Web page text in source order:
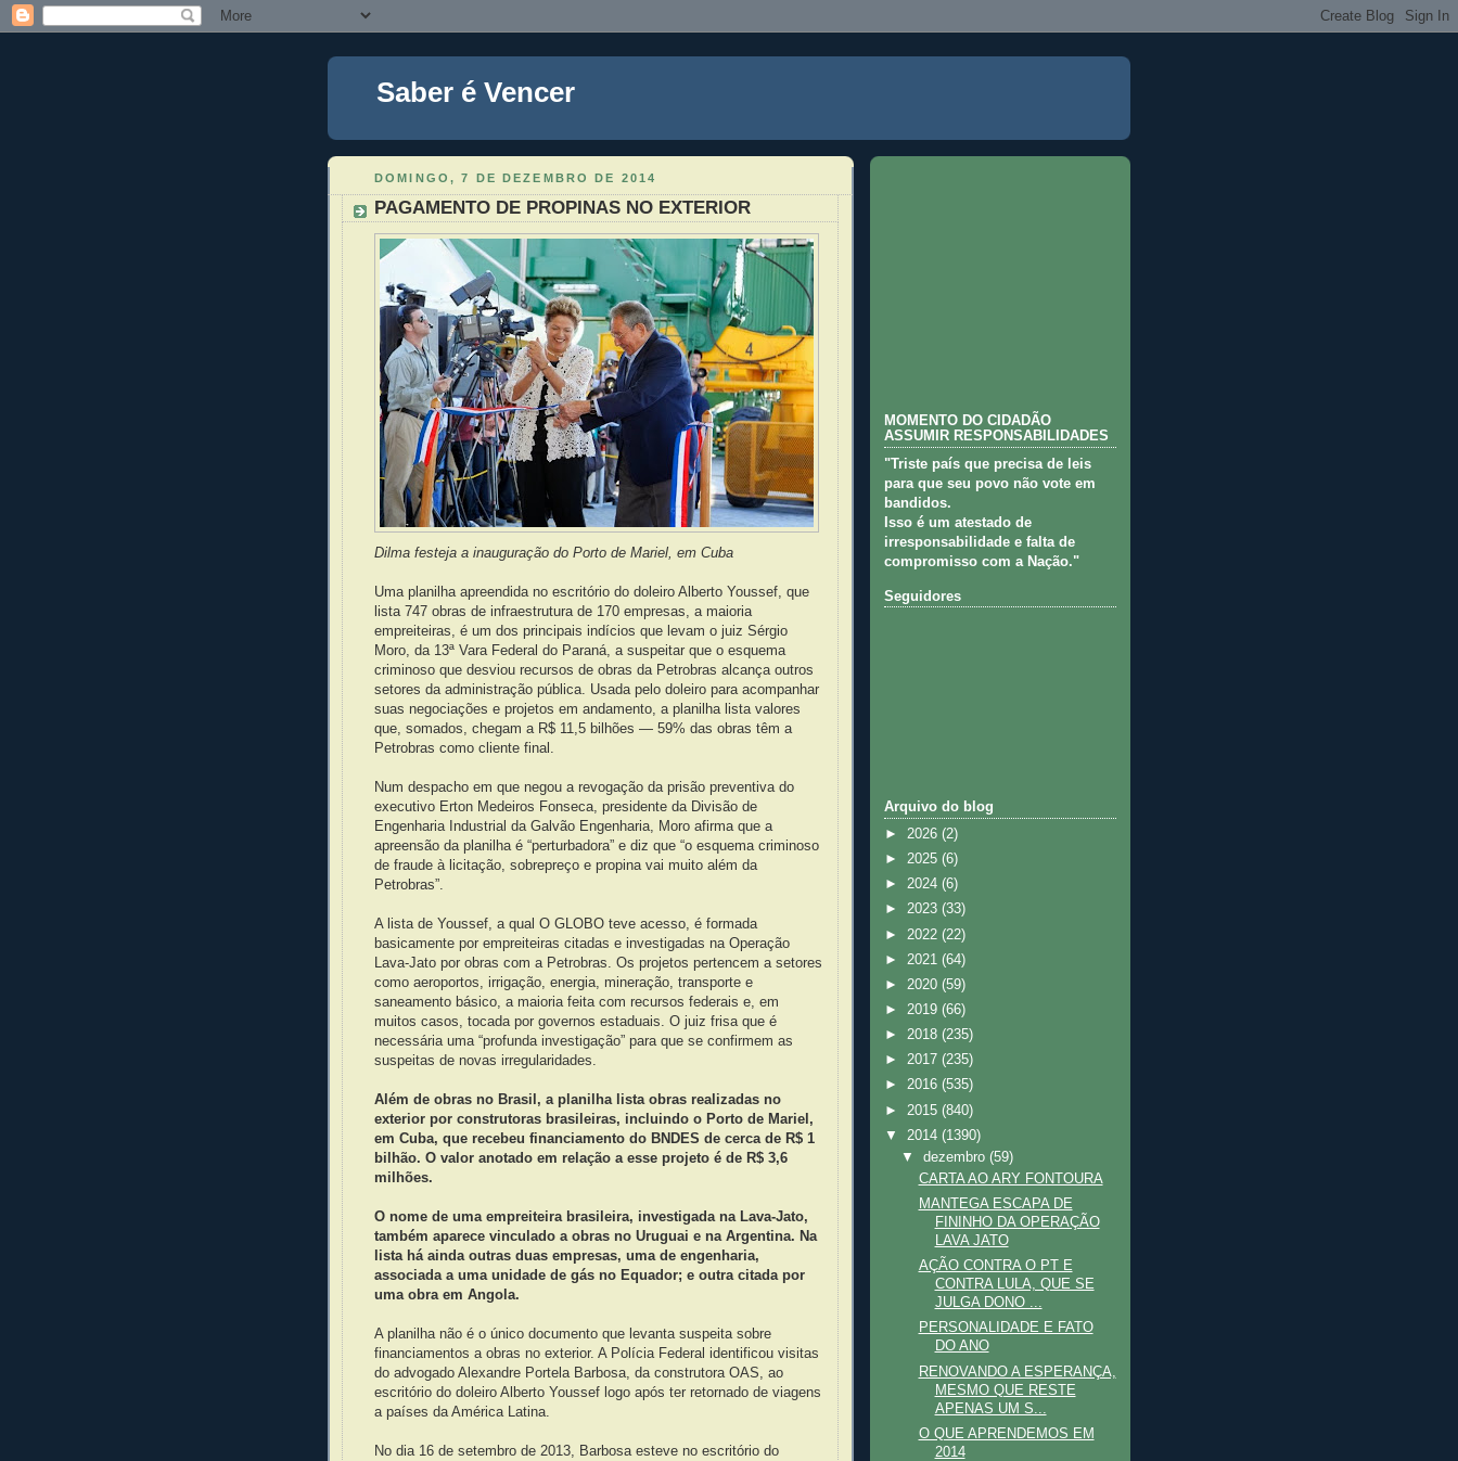
Saber é Vencer
DOMINGO, 7 DE DEZEMBRO DE 2014
PAGAMENTO DE PROPINAS NO EXTERIOR
Dilma festeja a inauguração do Porto de Mariel, em Cuba
Uma planilha apreendida no escritório do doleiro Alberto Youssef, que
lista 747 obras de infraestrutura de 170 empresas, a maioria
empreiteiras, é um dos principais indícios que levam o juiz Sérgio
Moro, da 13ª Vara Federal do Paraná, a suspeitar que o esquema
criminoso que desviou recursos de obras da Petrobras alcança outros
setores da administração pública. Usada pelo doleiro para acompanhar
suas negociações e projetos em andamento, a planilha lista valores
que, somados, chegam a R$ 11,5 bilhões — 59% das obras têm a
Petrobras como cliente final.
Num despacho em que negou a revogação da prisão preventiva do
executivo Erton Medeiros Fonseca, presidente da Divisão de
Engenharia Industrial da Galvão Engenharia, Moro afirma que a
apreensão da planilha é “perturbadora” e diz que “o esquema criminoso
de fraude à licitação, sobrepreço e propina vai muito além da
Petrobras”.
A lista de Youssef, a qual O GLOBO teve acesso, é formada
basicamente por empreiteiras citadas e investigadas na Operação
Lava-Jato por obras com a Petrobras. Os projetos pertencem a setores
como aeroportos, irrigação, energia, mineração, transporte e
saneamento básico, a maioria feita com recursos federais e, em
muitos casos, tocada por governos estaduais. O juiz frisa que é
necessária uma “profunda investigação” para que se confirmem as
suspeitas de novas irregularidades.
Além de obras no Brasil, a planilha lista obras realizadas no
exterior por construtoras brasileiras, incluindo o Porto de Mariel,
em Cuba, que recebeu financiamento do BNDES de cerca de R$ 1
bilhão. O valor anotado em relação a esse projeto é de R$ 3,6
milhões.
O nome de uma empreiteira brasileira, investigada na Lava-Jato,
também aparece vinculado a obras no Uruguai e na Argentina. Na
lista há ainda outras duas empresas, uma de engenharia,
associada a uma unidade de gás no Equador; e outra citada por
uma obra em Angola.
A planilha não é o único documento que levanta suspeita sobre
financiamentos a obras no exterior. A Polícia Federal identificou visitas
do advogado Alexandre Portela Barbosa, da construtora OAS, ao
escritório do doleiro Alberto Youssef logo após ter retornado de viagens
a países da América Latina.
No dia 16 de setembro de 2013, Barbosa esteve no escritório do
MOMENTO DO CIDADÃO
ASSUMIR RESPONSABILIDADES
"Triste país que precisa de leis
para que seu povo não vote em
bandidos.
Isso é um atestado de
irresponsabilidade e falta de
compromisso com a Nação."
Seguidores
Arquivo do blog
► 2026 (2)
► 2025 (6)
► 2024 (6)
► 2023 (33)
► 2022 (22)
► 2021 (64)
► 2020 (59)
► 2019 (66)
► 2018 (235)
► 2017 (235)
► 2016 (535)
► 2015 (840)
▼ 2014 (1390)
▼dezembro(59)
CARTA AO ARY FONTOURA
MANTEGA ESCAPA DE
FININHO DA OPERAÇÃO
LAVA JATO
AÇÃO CONTRA O PT E
CONTRA LULA, QUE SE
JULGA DONO ...
PERSONALIDADE E FATO
DO ANO
RENOVANDO A ESPERANÇA,
MESMO QUE RESTE
APENAS UM S...
O QUE APRENDEMOS EM
2014